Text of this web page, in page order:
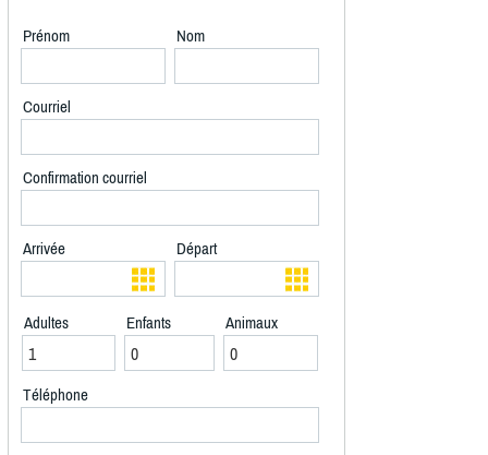
Prénom Nom
Courriel
Confirmation courriel
Arrivée Départ
Adultes Enfants Animaux
Téléphone